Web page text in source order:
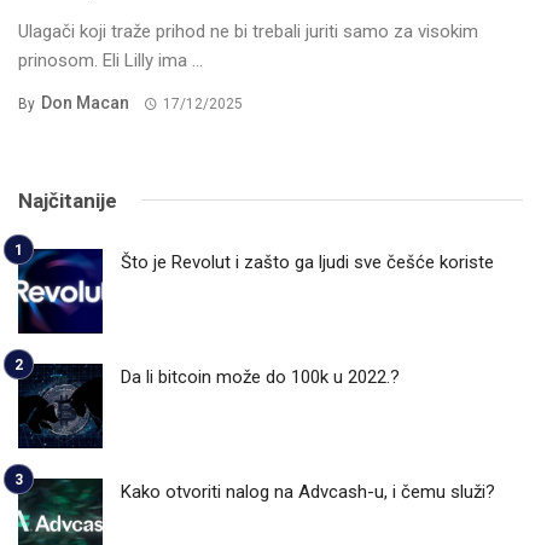
Ulagači koji traže prihod ne bi trebali juriti samo za visokim
prinosom. Eli Lilly ima ...
By Don Macan 17/12/2025
Najčitanije
Što je Revolut i zašto ga ljudi sve češće koriste
Da li bitcoin može do 100k u 2022.?
Kako otvoriti nalog na Advcash-u, i čemu služi?